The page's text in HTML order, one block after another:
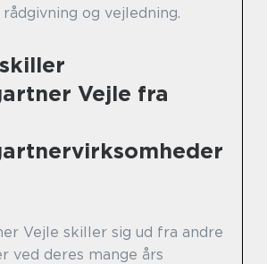
og vejledning.
Vejle fra
Vejle skiller sig ud fra andre
ved deres mange års